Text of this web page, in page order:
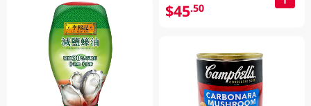
$45.50